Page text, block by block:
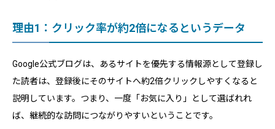
理由1：クリック率が約2倍になるというデータ
Google公式ブログは、あるサイトを優先する情報源として登録し
た読者は、登録後にそのサイトへ約2倍クリックしやすくなると
説明しています。つまり、一度「お気に入り」として選ばれれ
ば、継続的な訪問につながりやすいということです。